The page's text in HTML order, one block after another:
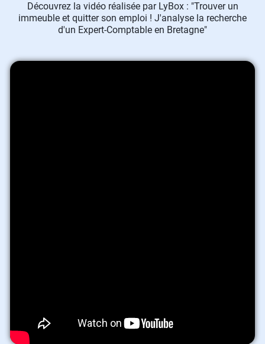
Découvrez la vidéo réalisée par LyBox : "Trouver un
immeuble et quitter son emploi ! J'analyse la recherche
d'un Expert-Comptable en Bretagne"